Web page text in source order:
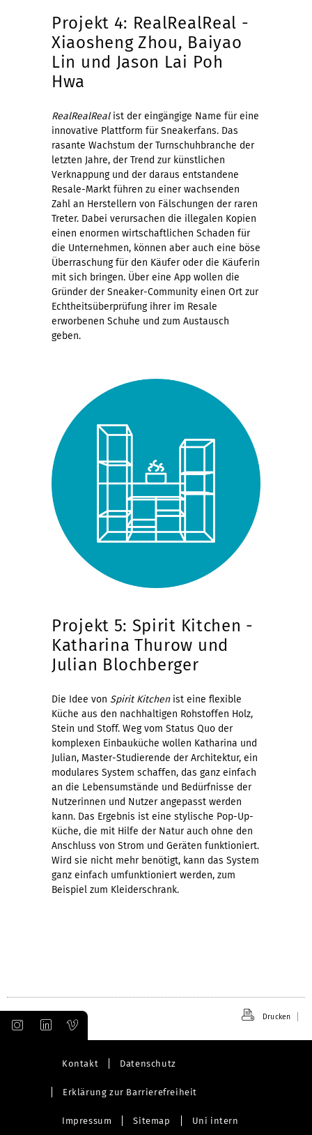
Projekt 4: RealRealReal -
Xiaosheng Zhou, Baiyao
Lin und Jason Lai Poh
Hwa
RealRealReal ist der eingängige Name für eine
innovative Plattform für Sneakerfans. Das
rasante Wachstum der Turnschuhbranche der
letzten Jahre, der Trend zur künstlichen
Verknappung und der daraus entstandene
Resale-Markt führen zu einer wachsenden
Zahl an Herstellern von Fälschungen der raren
Treter. Dabei verursachen die illegalen Kopien
einen enormen wirtschaftlichen Schaden für
die Unternehmen, können aber auch eine böse
Überraschung für den Käufer oder die Käuferin
mit sich bringen. Über eine App wollen die
Gründer der Sneaker-Community einen Ort zur
Echtheitsüberprüfung ihrer im Resale
erworbenen Schuhe und zum Austausch
geben.
Projekt 5: Spirit Kitchen -
Katharina Thurow und
Julian Blochberger
Die Idee von Spirit Kitchenist eine flexible
Küche aus den nachhaltigen Rohstoffen Holz,
Stein und Stoff. Weg vom Status Quo der
komplexen Einbauküche wollen Katharina und
Julian, Master-Studierende der Architektur, ein
modulares System schaffen, das ganz einfach
an die Lebensumstände und Bedürfnisse der
Nutzerinnen und Nutzer angepasst werden
kann. Das Ergebnis ist eine stylische Pop-Up-
Küche, die mit Hilfe der Natur auch ohne den
Anschluss von Strom und Geräten funktioniert.
Wird sie nicht mehr benötigt, kann das System
ganz einfach umfunktioniert werden, zum
Beispiel zum Kleiderschrank.
Drucken
Kontakt Datenschutz
Erklärung zur Barrierefreiheit
Impressum Sitemap Uni intern